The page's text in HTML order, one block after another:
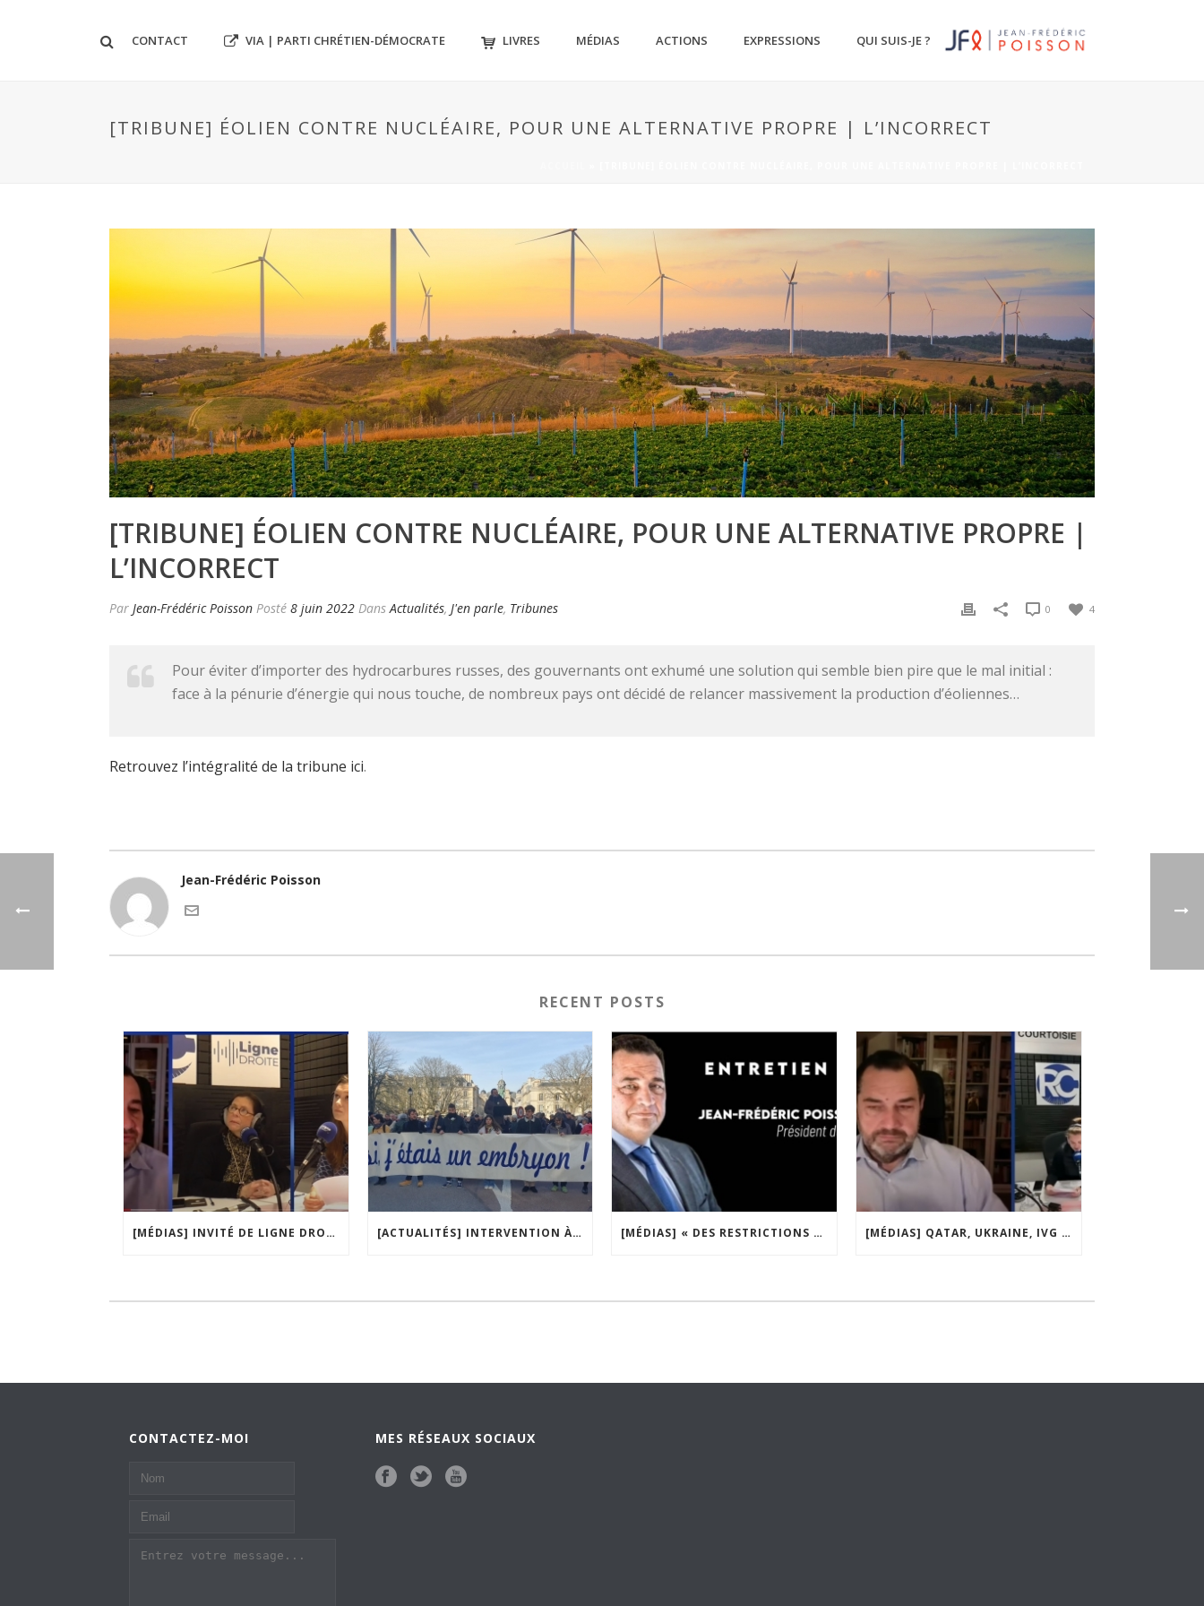
QUI SUIS-JE ?
EXPRESSIONS
ACTIONS
MÉDIAS
LIVRES
VIA | PARTI CHRÉTIEN-DÉMOCRATE
CONTACT
[TRIBUNE] ÉOLIEN CONTRE NUCLÉAIRE, POUR UNE ALTERNATIVE PROPRE | L’INCORRECT
[TRIBUNE] ÉOLIEN CONTRE NUCLÉAIRE, POUR UNE ALTERNATIVE PROPRE |
L’INCORRECT
Par Jean-Frédéric Poisson Posté 8 juin 2022 DansActualités, J'en parle, Tribunes 4
0
Pour éviter d’importer des hydrocarbures russes, des gouvernants ont exhumé une solution qui semble bien pire que le mal initial :
face à la pénurie d’énergie qui nous touche, de nombreux pays ont décidé de relancer massivement la production d’éoliennes…
Retrouvez l’intégralité de la tribune ici.
Jean-Frédéric Poisson
RECENT POSTS
[MÉDIAS] INVITÉ DE LIGNE DROITE, LA MATINALE DE RADIO COURTOISIE [ACTUALITÉS] INTERVENTION À LA TRIBUNE DE LA MOBILISATION CONTRE LA CONSTITUTIONNALISATION DE L’IVG [MÉDIAS] « DES RESTRICTIONS S’INSTALLENT PETIT À PETIT DANS NOTRE PAYS » ENTRETIEN AVEC BOULEVARD VOLTAIRE [MÉDIAS] QATAR, UKRAINE, IVG : MACRON MET-IL LA FRANCE EN DANGER ? JF POISSON INVITÉ DE LIGNE DROITE SUR RADIO COURTOISIE
CONTACTEZ-MOI MES RÉSEAUX SOCIAUX